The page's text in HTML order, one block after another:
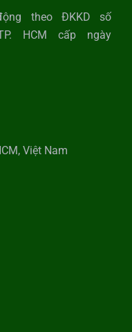
theo ĐKKD số
HCM cấp ngày
Việt Nam